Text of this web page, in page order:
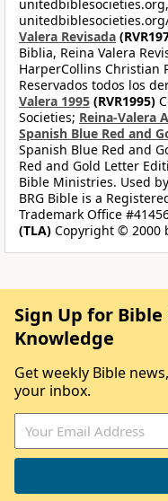
Valera Revisada
Biblia, Reina Valera
HarperCollins Christian
Reservados todos los
Valera 1995 (RVR1995)
Societies; Reina-Valera
Spanish Blue Red and
Spanish Blue Red and
Red and Gold Letter
Bible Ministries. Used
BRG Bible is a
Trademark Office
(TLA) Copyright © 2000
Sign Up for
Knowledge
Get weekly Bible
your inbox.